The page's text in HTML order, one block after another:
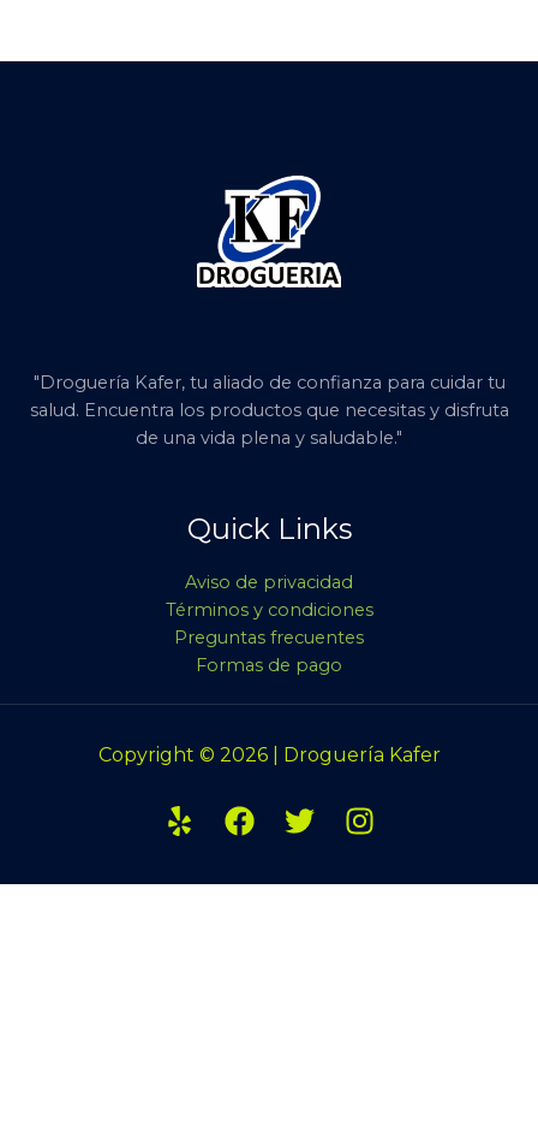
"Droguería Kafer, tu aliado de confianza para cuidar tu
salud. Encuentra los productos que necesitas y disfruta
de una vida plena y saludable."
Quick Links
Aviso de privacidad
Términos y condiciones
Preguntas frecuentes
Formas de pago
Copyright © 2026 | Droguería Kafer